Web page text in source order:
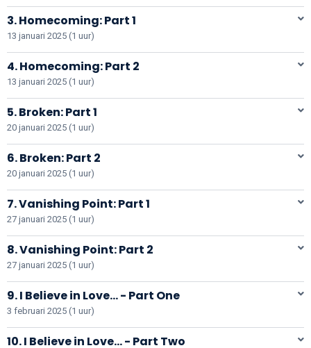
3. Homecoming: Part 1
13 januari 2025 (1 uur)
4. Homecoming: Part 2
13 januari 2025 (1 uur)
5. Broken: Part 1
20 januari 2025 (1 uur)
6. Broken: Part 2
20 januari 2025 (1 uur)
7. Vanishing Point: Part 1
27 januari 2025 (1 uur)
8. Vanishing Point: Part 2
27 januari 2025 (1 uur)
9. I Believe in Love... - Part One
3 februari 2025 (1 uur)
10. I Believe in Love... - Part Two